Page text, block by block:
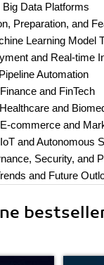
Data Platforms
Preparation, and
Learning Model
and Real-time
Automation
and FinTech
and
commerce and
and Autonomous
Security, and
and Future